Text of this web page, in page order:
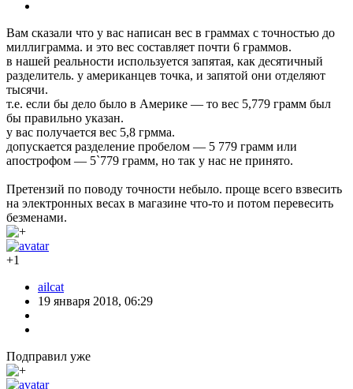
Вам сказали что у вас написан вес в граммах с точностью до
миллиграмма. и это вес составляет почти 6 граммов.
в нашей реальности используется запятая, как десятичный
разделитель. у американцев точка, и запятой они отделяют
тысячи.
т.е. если бы дело было в Америке — то вес 5,779 грамм был
бы правильно указан.
у вас получается вес 5,8 грмма.
допускается разделение пробелом — 5 779 грамм или
апострофом — 5`779 грамм, но так у нас не принято.
Претензий по поводу точности небыло. проще всего взвесить
на электронных весах в магазине что-то и потом перевесить
безменами.
+1
ailcat
19 января 2018, 06:29
Подправил уже